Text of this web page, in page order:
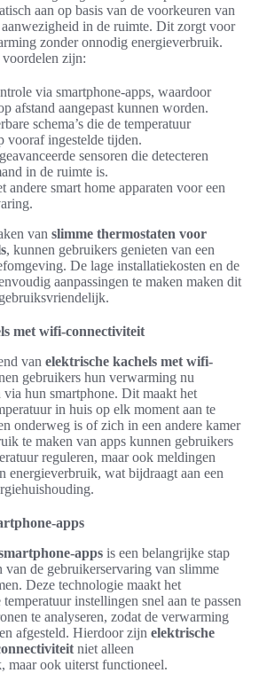
aan op basis van de voorkeuren van
in de ruimte. Dit zorgt voor
zonder onnodig energieverbruik.
zijn:
via smartphone-apps, waardoor
afstand aangepast kunnen worden.
schema’s die de temperatuur
vooraf ingestelde tijden.
sensoren die detecteren
in de ruimte is.
andere smart home apparaten voor een
van slimme thermostaten voor
, kunnen gebruikers genieten van een
De lage installatiekosten en de
aanpassingen te maken maken dit
met wifi-connectiviteit
van elektrische kachels met wifi-
gebruikers hun verwarming nu
via hun smartphone. Dit maakt het
in huis op elk moment aan te
onderweg is of zich in een andere kamer
te maken van apps kunnen gebruikers
reguleren, maar ook meldingen
energieverbruik, wat bijdraagt aan een
apps
apps is een belangrijke stap
van de gebruikerservaring van slimme
Deze technologie maakt het
instellingen snel aan te passen
te analyseren, zodat de verwarming
afgesteld. Hierdoor zijn elektrische
niet alleen
maar ook uiterst functioneel.